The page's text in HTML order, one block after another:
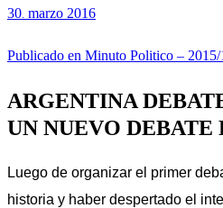
30 marzo 2016
Publicado en Minuto Politico – 2015/
ARGENTINA
UN NUEVO DEBATE
Luego de organizar el primer
historia y haber despertado el